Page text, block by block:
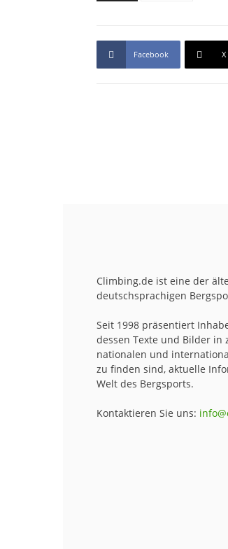
Facebook X
Climbing.de ist eine der
deutschsprachigen
Seit 1998 präsentiert
dessen Texte und Bilder in
nationalen und
zu finden sind, aktuelle
Welt des Bergsports.
Kontaktieren Sie uns: